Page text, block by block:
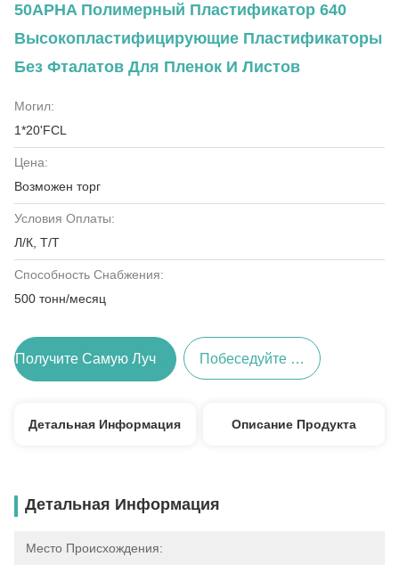
50APHA Полимерный Пластификатор 640
Высокопластифицирующие Пластификаторы
Без Фталатов Для Пленок И Листов
Могил:
1*20'FCL
Цена:
Возможен торг
Условия Оплаты:
Л/К, Т/Т
Способность Снабжения:
500 тонн/месяц
Побеседуйте Теперь
Детальная Информация Описание Продукта
Детальная Информация
Место Происхождения: